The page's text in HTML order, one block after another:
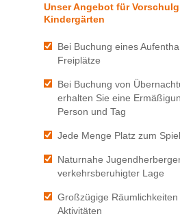
Unser Angebot für
Kindergärten
Bei Buchung eines
Freiplätze
Bei Buchung von
erhalten Sie eine
Person und Tag
Jede Menge Platz zum
Naturnahe
verkehrsberuhigter Lage
Großzügige
Aktivitäten